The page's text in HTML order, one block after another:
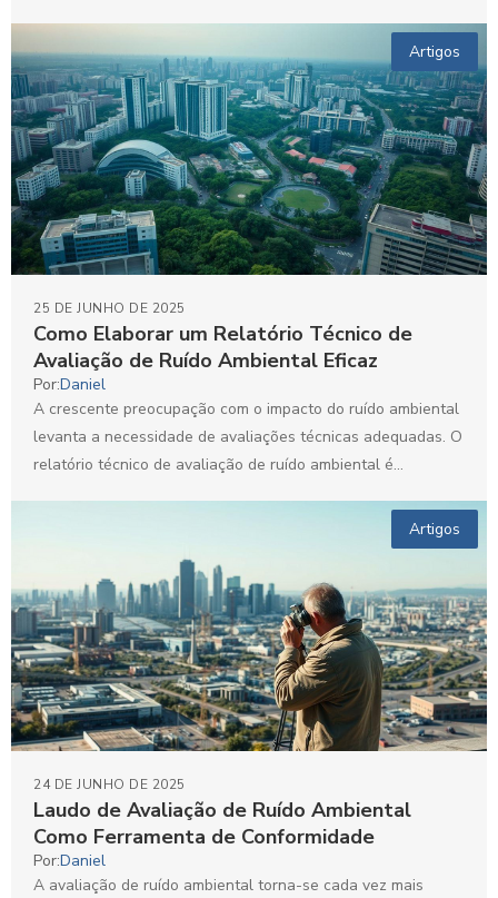
Artigos
Como Elaborar um Relatório Técnico de
Avaliação de Ruído Ambiental Eficaz
25 DE JUNHO DE 2025
Por:Daniel
A crescente preocupação com o impacto do ruído ambiental
levanta a necessidade de avaliações técnicas adequadas. O
relatório técnico de avaliação de ruído ambiental é...
Artigos
Laudo de Avaliação de Ruído Ambiental
Como Ferramenta de Conformidade
24 DE JUNHO DE 2025
Por:Daniel
A avaliação de ruído ambiental torna-se cada vez mais